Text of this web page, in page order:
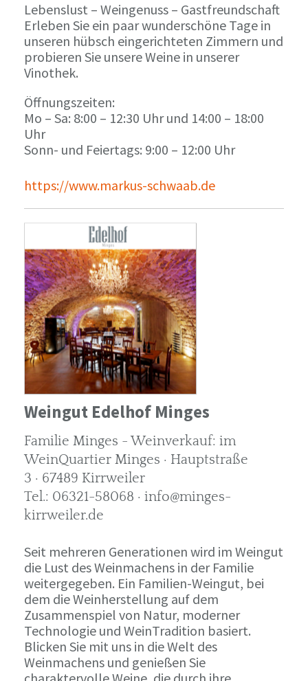
Lebenslust – Weingenuss – Gastfreundschaft
Erleben Sie ein paar wunderschöne Tage in
unseren hübsch eingerichteten Zimmern und
probieren Sie unsere Weine in unserer
Vinothek.
Öffnungszeiten:
Mo – Sa: 8:00 – 12:30 Uhr und 14:00 – 18:00
Uhr
Sonn- und Feiertags: 9:00 – 12:00 Uhr
https://www.markus-schwaab.de
Weingut Edelhof Minges
Familie Minges - Weinverkauf: im
WeinQuartier Minges · Hauptstraße
3 · 67489 Kirrweiler
Tel.: 06321-58068 · info@minges-
kirrweiler.de
Seit mehreren Generationen wird im Weingut
die Lust des Weinmachens in der Familie
weitergegeben. Ein Familien-Weingut, bei
dem die Weinherstellung auf dem
Zusammenspiel von Natur, moderner
Technologie und WeinTradition basiert.
Blicken Sie mit uns in die Welt des
Weinmachens und genießen Sie